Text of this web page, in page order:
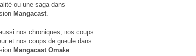
ou une saga dans
Mangacast.
nos chroniques, nos coups
et nos coups de gueule dans
Mangacast Omake.